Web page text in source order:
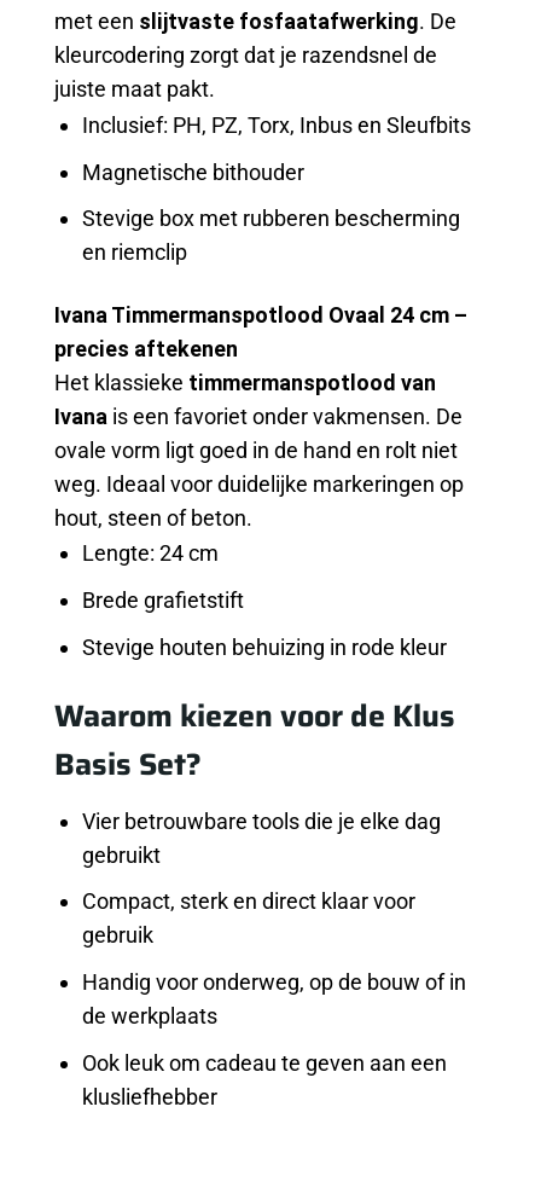
met een slijtvaste fosfaatafwerking. De
kleurcodering zorgt dat je razendsnel de
juiste maat pakt.
Inclusief: PH, PZ, Torx, Inbus en Sleufbits
Magnetische bithouder
Stevige box met rubberen bescherming
en riemclip
Ivana Timmermanspotlood Ovaal 24 cm –
precies aftekenen
Het klassieke timmermanspotlood van
Ivana is een favoriet onder vakmensen. De
ovale vorm ligt goed in de hand en rolt niet
weg. Ideaal voor duidelijke markeringen op
hout, steen of beton.
Lengte: 24 cm
Brede grafietstift
Stevige houten behuizing in rode kleur
Waarom kiezen voor de Klus
Basis Set?
Vier betrouwbare tools die je elke dag
gebruikt
Compact, sterk en direct klaar voor
gebruik
Handig voor onderweg, op de bouw of in
de werkplaats
Ook leuk om cadeau te geven aan een
klusliefhebber